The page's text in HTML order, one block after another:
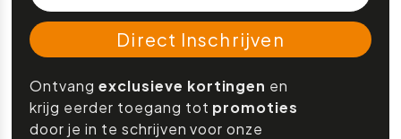
Direct Inschrijven
Ontvangexclusieve kortingen en
krijg eerder toegang tot promoties
door je in te schrijven voor onze